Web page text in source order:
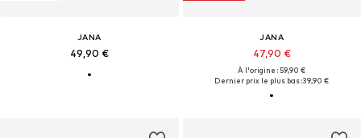
JANA
49,90 €
JANA
47,90 €
À l'origine : 59,90 €
Dernier prix le plus bas :39,90 €